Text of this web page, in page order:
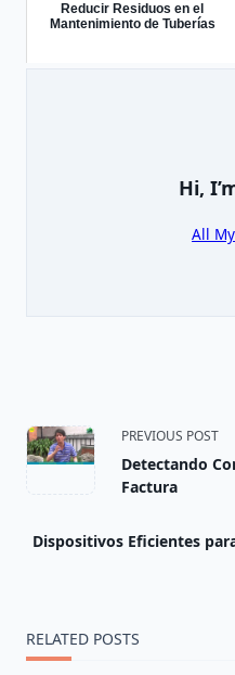
Reducir Residuos en el
Mantenimiento de Tuberías
Hi,
All
<span
class="nav-
subtitle
PREVIOUS POST
Detectando
Factura
Dispositivos Eficientes
RELATED POSTS